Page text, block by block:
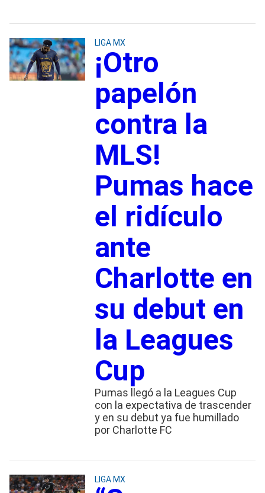
LIGA MX
¡Otro
papelón
contra la
MLS!
Pumas hace
el ridículo
ante
Charlotte en
su debut en
la Leagues
Cup
Pumas llegó a la Leagues Cup
con la expectativa de trascender
y en su debut ya fue humillado
por Charlotte FC
LIGA MX